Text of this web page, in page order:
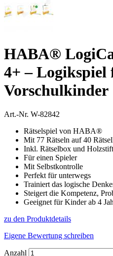
HABA®
4+ – Logikspiel
Vorschulkinder
Art.-Nr. W-82842
Rätselspiel von HABA®
Mit 77 Rätseln auf 40
Inkl. Rätselbox und Holzstift
Für einen Spieler
Mit Selbstkontrolle
Perfekt für unterwegs
Trainiert das logische
Steigert die Kompetenz,
Geeignet für Kinder ab 4
zu den Produktdetails
Eigene Bewertung schreiben
Anzahl